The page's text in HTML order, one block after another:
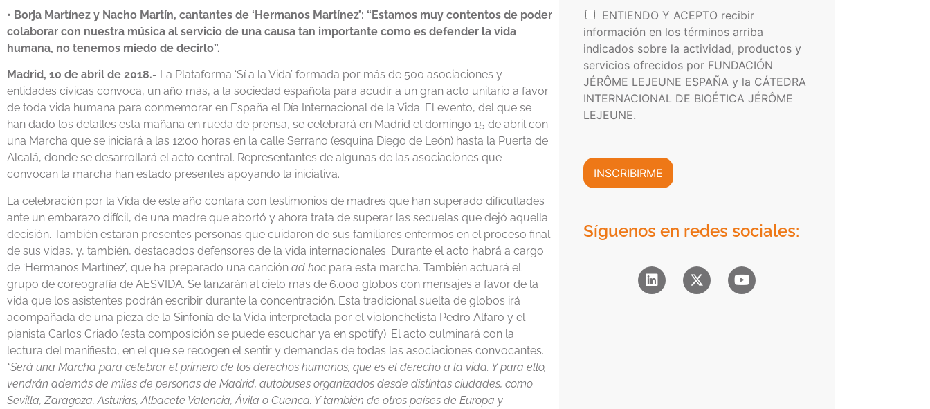
• Borja Martínez y Nacho Martín, cantantes de ‘Hermanos Martínez’: “Estamos muy contentos de poder
colaborar con nuestra música al servicio de una causa tan importante como es defender la vida
humana, no tenemos miedo de decirlo”.
Madrid, 10 de abril de 2018.- La Plataforma ‘Sí a la Vida’ formada por más de 500 asociaciones y
entidades cívicas convoca, un año más, a la sociedad española para acudir a un gran acto unitario a favor
de toda vida humana para conmemorar en España el Día Internacional de la Vida. El evento, del que se
han dado los detalles esta mañana en rueda de prensa, se celebrará en Madrid el domingo 15 de abril con
una Marcha que se iniciará a las 12:00 horas en la calle Serrano (esquina Diego de León) hasta la Puerta de
Alcalá, donde se desarrollará el acto central. Representantes de algunas de las asociaciones que
convocan la marcha han estado presentes apoyando la iniciativa.
La celebración por la Vida de este año contará con testimonios de madres que han superado dificultades
ante un embarazo difícil, de una madre que abortó y ahora trata de superar las secuelas que dejó aquella
decisión. También estarán presentes personas que cuidaron de sus familiares enfermos en el proceso final
de sus vidas, y, también, destacados defensores de la vida internacionales. Durante el acto habrá a cargo
de ‘Hermanos Martínez’, que ha preparado una canción ad hoc para esta marcha. También actuará el
grupo de coreografía de AESVIDA. Se lanzarán al cielo más de 6.000 globos con mensajes a favor de la
vida que los asistentes podrán escribir durante la concentración. Esta tradicional suelta de globos irá
acompañada de una pieza de la Sinfonía de la Vida interpretada por el violonchelista Pedro Alfaro y el
pianista Carlos Criado (esta composición se puede escuchar ya en spotify). El acto culminará con la
lectura del manifiesto, en el que se recogen el sentir y demandas de todas las asociaciones convocantes.
“Será una Marcha para celebrar el primero de los derechos humanos, que es el derecho a la vida. Y para ello,
vendrán además de miles de personas de Madrid, autobuses organizados desde distintas ciudades, como
Sevilla, Zaragoza, Asturias, Albacete Valencia, Ávila o Cuenca. Y también de otros países de Europa y
c
t
r
n
i
c
o
c
a
d
e
P
r
i
v
d
a
I
n
f
o
r
m
a
c
i
C
o
m
c
ENTIENDO Y ACEPTO recibir
información en los términos arriba
indicados sobre la actividad, productos y
servicios ofrecidos por FUNDACIÓN
JÉRÔME LEJEUNE ESPAÑA y la CÁTEDRA
INTERNACIONAL DE BIOÉTICA JÉRÔME
LEJEUNE.
INSCRIBIRME
Síguenos en redes sociales: